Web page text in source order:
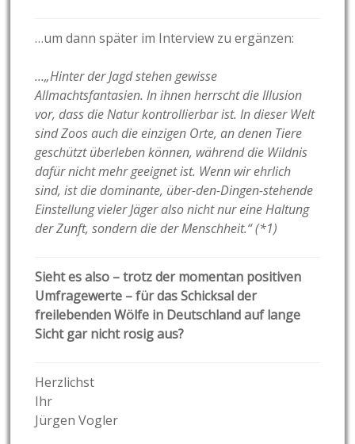
…um dann später im Interview zu ergänzen:
…„Hinter der Jagd stehen gewisse
Allmachtsfantasien. In ihnen herrscht die Illusion
vor, dass die Natur kontrollierbar ist. In dieser Welt
sind Zoos auch die einzigen Orte, an denen Tiere
geschützt überleben können, während die Wildnis
dafür nicht mehr geeignet ist. Wenn wir ehrlich
sind, ist die dominante, über-den-Dingen-stehende
Einstellung vieler Jäger also nicht nur eine Haltung
der Zunft, sondern die der Menschheit.“ (*1)
Sieht es also – trotz der momentan positiven
Umfragewerte – für das Schicksal der
freilebenden Wölfe in Deutschland auf lange
Sicht gar nicht rosig aus?
Herzlichst
Ihr
Jürgen Vogler